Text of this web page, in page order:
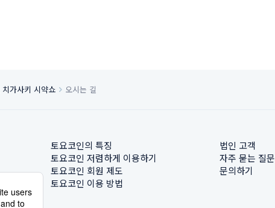
가사키 시약쇼 오시는 길
토요코인의 특징
토요코인 저렴하게 이용하기
토요코인 회원 제도
토요코인 이용 방법
법인 고객
자주 묻는 질문
문의하기